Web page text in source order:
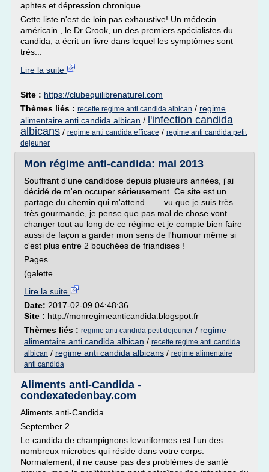
aphtes et dépression chronique.
Cette liste n'est de loin pas exhaustive! Un médecin
américain , le Dr Crook, un des premiers spécialistes du
candida, a écrit un livre dans lequel les symptômes sont
très...
Lire la suite
Site : https://clubequilibrenaturel.com
Thèmes liés : recette regime anti candida albican / regime
alimentaire anti candida albican / l'infection candida
albicans / regime anti candida efficace / regime anti candida petit
dejeuner
Mon régime anti-candida: mai 2013
Souffrant d'une candidose depuis plusieurs années, j'ai
décidé de m'en occuper sérieusement. Ce site est un
partage du chemin qui m'attend ...... vu que je suis très
très gourmande, je pense que pas mal de chose vont
changer tout au long de ce régime et je compte bien faire
aussi de façon a garder mon sens de l'humour même si
c'est plus entre 2 bouchées de friandises !
Pages
(galette...
Lire la suite
Date: 2017-02-09 04:48:36
Site : http://monregimeanticandida.blogspot.fr
Thèmes liés : regime anti candida petit dejeuner / regime
alimentaire anti candida albican / recette regime anti candida
albican / regime anti candida albicans / regime alimentaire
anti candida
Aliments anti-Candida -
condexatedenbay.com
Aliments anti-Candida
September 2
Le candida de champignons levuriformes est l'un des
nombreux microbes qui réside dans votre corps.
Normalement, il ne cause pas des problèmes de santé